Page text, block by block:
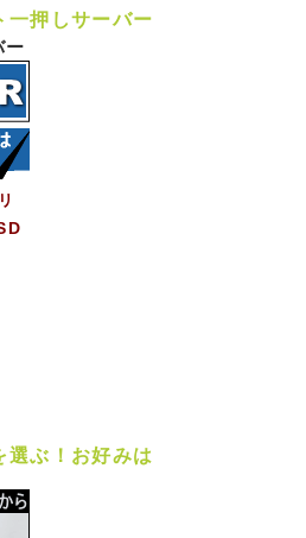
一押しサーバー
ー
選ぶ！お好みは